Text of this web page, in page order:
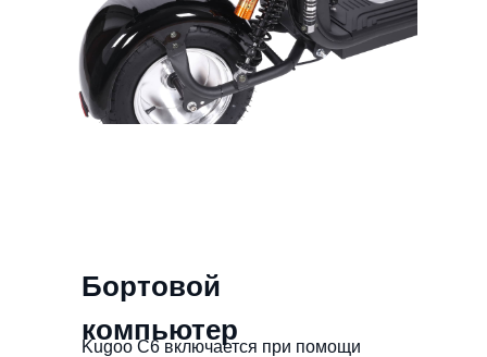
Бортовой
компьютер
Kugoo C6 включается при помощи